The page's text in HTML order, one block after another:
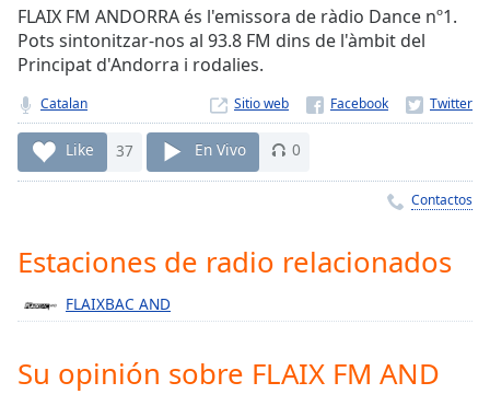
Stream
TypeLIVE
Seek to
currently
behind
liveLIVE
Remaining
Time-
Playback
Chapters
FLAIX FM ANDORRA és l'emissora de ràdio Dance nº1.
Pots sintonitzar-nos al 93.8 FM dins de l'àmbit del
Principat d'Andorra i rodalies.
Catalan Sitio web
Like 37 En Vivo 0
Contactos
Estaciones de radio relacionados
FLAIXBAC AND
Su opinión sobre FLAIX FM AND